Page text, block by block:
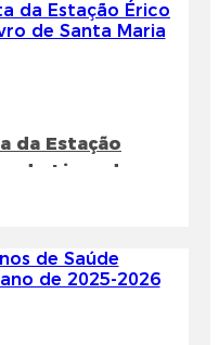
da Estação
do Livro de